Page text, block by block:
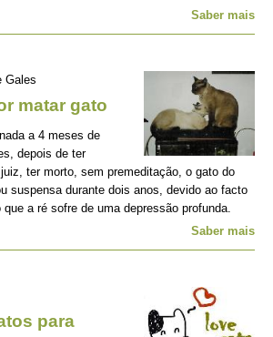
Saber mais
Gales
matar gato
a 4 meses de
depois de ter
ter morto, sem premeditação, o gato do
suspensa durante dois anos, devido ao facto
a ré sofre de uma depressão profunda.
Saber mais
para